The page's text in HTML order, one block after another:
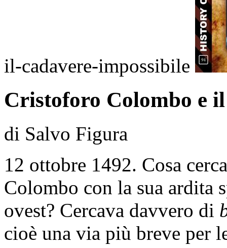
il-cadavere-impossibile
Cristoforo Colombo e
di Salvo Figura
12 ottobre 1492. Cosa
Colombo con la sua ardita
ovest? Cercava davvero di
cioè una via più breve per